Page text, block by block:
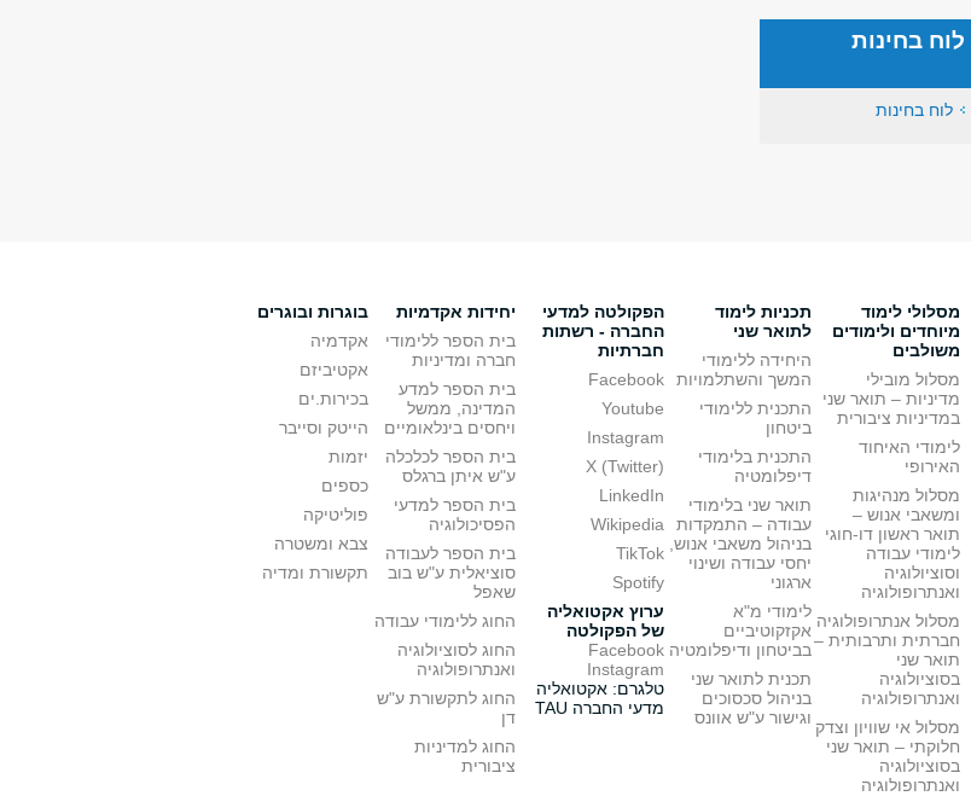
לוח בחינות
לוח בחינות
מסלולי לימוד
מיוחדים ולימודים
משולבים
מסלול מובילי
מדיניות – תואר שני
במדיניות ציבורית
לימודי האיחוד
האירופי
מסלול מנהיגות
ומשאבי אנוש –
תואר ראשון דו-חוגי
לימודי עבודה
וסוציולוגיה
ואנתרופולוגיה
מסלול אנתרופולוגיה
חברתית ותרבותית –
תואר שני
בסוציולוגיה
ואנתרופולוגיה
מסלול אי שוויון וצדק
חלוקתי – תואר שני
בסוציולוגיה
ואנתרופולוגיה
תכניות לימוד
לתואר שני
היחידה ללימודי
המשך והשתלמויות
התכנית ללימודי
ביטחון
התכנית בלימודי
דיפלומטיה
תואר שני בלימודי
עבודה – התמקדות
בניהול משאבי אנוש,
יחסי עבודה ושינוי
ארגוני
לימודי מ"א
אקזקוטיביים
בביטחון ודיפלומטיה
תכנית לתואר שני
בניהול סכסוכים
וגישור ע"ש אוונס
הפקולטה למדעי
החברה - רשתות
חברתיות
Facebook
Youtube
Instagram
X (Twitter)
LinkedIn
Wikipedia
TikTok
Spotify
ערוץ אקטואליה
של הפקולטה
Facebook
Instagram
טלגרם: אקטואליה
מדעי החברה TAU
יחידות אקדמיות
בית הספר ללימודי
חברה ומדיניות
בית הספר למדע
המדינה, ממשל
ויחסים בינלאומיים
בית הספר לכלכלה
ע"ש איתן ברגלס
בית הספר למדעי
הפסיכולוגיה
בית הספר לעבודה
סוציאלית ע"ש בוב
שאפל
החוג ללימודי עבודה
החוג לסוציולוגיה
ואנתרופולוגיה
החוג לתקשורת ע"ש
דן
החוג למדיניות
ציבורית
בוגרות ובוגרים
אקדמיה
אקטיביזם
בכירות.ים
הייטק וסייבר
יזמות
כספים
פוליטיקה
צבא ומשטרה
תקשורת ומדיה